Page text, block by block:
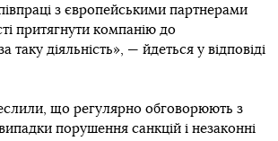
з європейськими партнерами
притягнути компанію до
таку діяльність», — йдеться у відповіді
що регулярно обговорюють з
порушення санкцій і незаконні